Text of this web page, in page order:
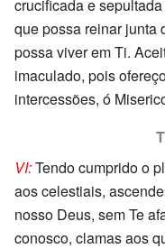
crucificada e
que possa reinar junta
possa viver em Ti.
imaculado, pois
intercessões, ó
VI:Tendo cumprido o
aos celestiais,
nosso Deus, sem Te
conosco, clamas aos